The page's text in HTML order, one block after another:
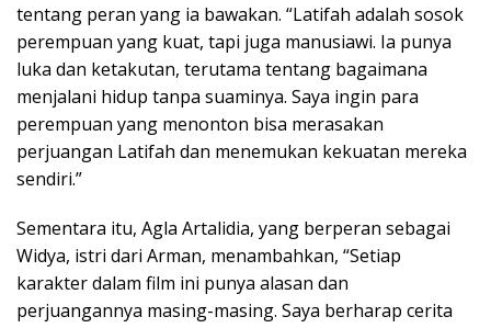
tentang peran yang ia bawakan. “Latifah adalah sosok
perempuan yang kuat, tapi juga manusiawi. Ia punya
luka dan ketakutan, terutama tentang bagaimana
menjalani hidup tanpa suaminya. Saya ingin para
perempuan yang menonton bisa merasakan
perjuangan Latifah dan menemukan kekuatan mereka
sendiri.”
Sementara itu, Agla Artalidia, yang berperan sebagai
Widya, istri dari Arman, menambahkan, “Setiap
karakter dalam film ini punya alasan dan
perjuangannya masing-masing. Saya berharap cerita